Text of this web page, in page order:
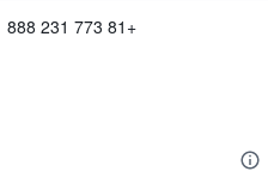
+81 773 231 888